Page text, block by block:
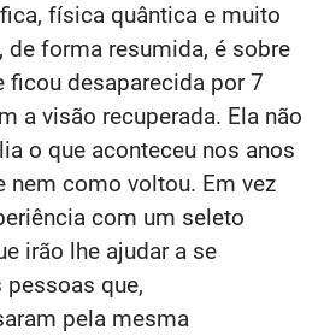
física quântica e muito
de forma resumida, é sobre
ficou desaparecida por 7
a visão recuperada. Ela não
o que aconteceu nos anos
nem como voltou. Em vez
com um seleto
irão lhe ajudar a se
que,
pela mesma